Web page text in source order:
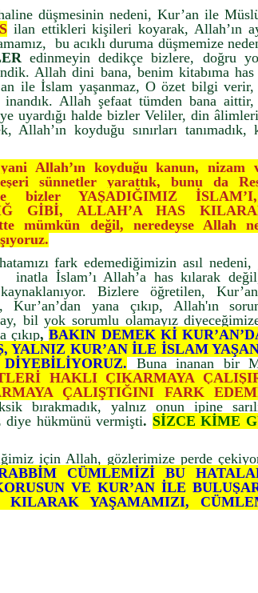
düşmesinin nedeni, Kur’an ile
ilan ettikleri kişileri koyarak, Allah’ın
bu acıklı duruma düşmemize
edinmeyin dedikçe bizlere, doğru
Allah dini bana, benim kitabıma has
ile İslam yaşanmaz, O özet bilgi verir,
inandık. Allah şefaat tümden bana
uyardığı halde bizler Veliler, din
Allah’ın koyduğu sınırları
Allah’ın koyduğu kanun, nizam
sünnetler yarattık, bunu da
bizler YAŞADIĞIMIZ
GİBİ, ALLAH’A HAS
mümkün değil, neredeyse Allah
fark edemediğimizin asıl nedeni,
inatla İslam’ı Allah’a has kılarak
Bizlere öğretilen,
Kur’an’dan yana çıkıp, Allah'ın
bil yok sorumlu olamayız
çıkıp,BAKIN DEMEK Kİ
YALNIZ KUR’AN İLE İSLAM
Buna inanan bir
HAKLI ÇIKARMAYA
ÇALIŞTIĞINI FARK
bırakmadık, yalnız onun ipine
diye hükmünü vermişti. SİZCE KİME
için Allah, gözlerimize perde
CÜMLEMİZİ BU
VE KUR’AN İLE
KILARAK YAŞAMAMIZI,